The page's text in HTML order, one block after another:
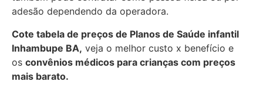
adesão dependendo da operadora.
Cote tabela de preços de Planos de Saúde infantil
Inhambupe BA, veja o melhor custo x benefício e
os convênios médicos para crianças com preços
mais barato.